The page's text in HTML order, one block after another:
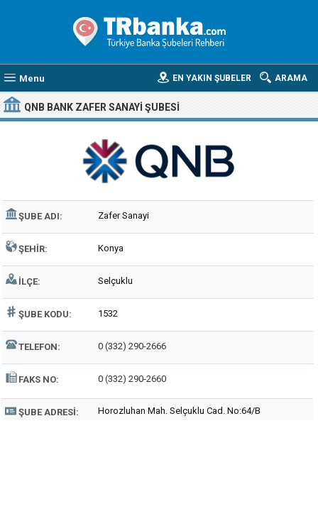
Menu ARAMA
EN YAKIN ŞUBELER
QNB BANK ZAFER SANAYI ŞUBESI
ŞUBE ADI: Zafer Sanayi
ŞEHIR: Konya
İLÇE: Selçuklu
ŞUBE KODU: 1532
TELEFON: 0 (332) 290-2666
FAKS NO: 0 (332) 290-2660
ŞUBE ADRESI: Horozluhan Mah. Selçuklu Cad. No:64/B